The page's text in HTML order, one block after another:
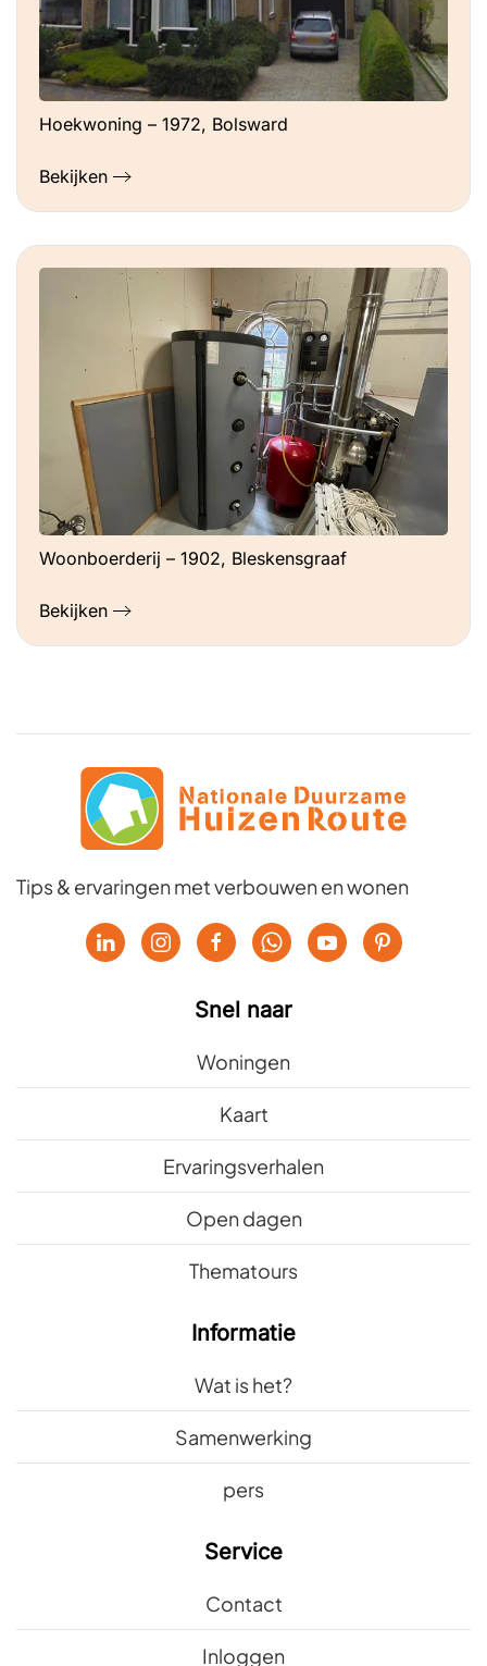
Hoekwoning – 1972, Bolsward
Bekijken
Woonboerderij – 1902, Bleskensgraaf
Bekijken
Tips & ervaringen met verbouwen en wonen
Snel naar
Woningen
Kaart
Ervaringsverhalen
Open dagen
Thematours
Informatie
Wat is het?
Samenwerking
pers
Service
Contact
Inloggen